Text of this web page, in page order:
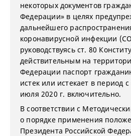
некоторых документов
Федерации» в целях
дальнейшего
коронавирусной инфекции
руководствуясь ст. 80
действительным на
Федерации паспорт
истек или истекает в период
июля 2020 г. включительно.
В соответствии с
о порядке применения
Президента Российской